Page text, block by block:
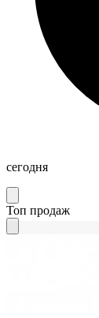
сегодня
Топ продаж